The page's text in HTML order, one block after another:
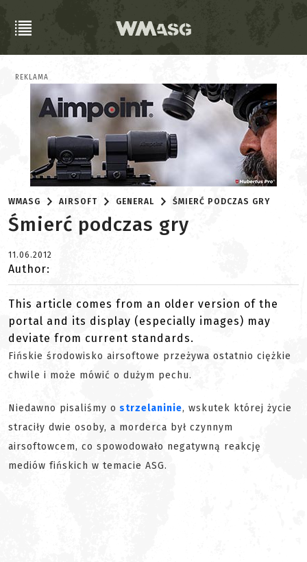
REKLAMA
WMASG AIRSOFT GENERAL ŚMIERĆ PODCZAS GRY
Śmierć podczas gry
11.06.2012
Author:
This article comes from an older version of the
portal and its display (especially images) may
deviate from current standards.
Fińskie środowisko airsoftowe przeżywa ostatnio ciężkie
chwile i może mówić o dużym pechu.
Niedawno pisaliśmy o strzelaninie, wskutek której życie
straciły dwie osoby, a morderca był czynnym
airsoftowcem, co spowodowało negatywną reakcję
mediów fińskich w temacie ASG.